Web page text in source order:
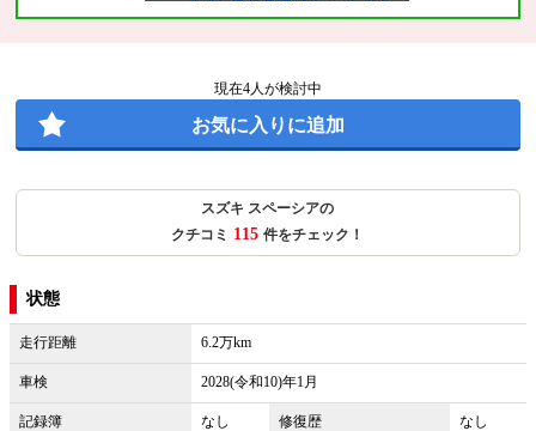
現在4人が検討中
お気に入りに追加
スズキ スペーシアの
クチコミ 115 件をチェック！
状態
走行距離 6.2万km
車検 2028(令和10)年1月
記録簿 なし 修復歴 なし